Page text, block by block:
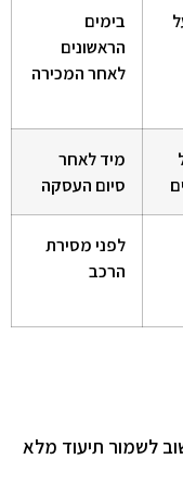
בימים
הראשונים
לאחר המכירה
מיד לאחר
סיום העסקה
לפני מסירת
הרכב
לשמור תיעוד מלא